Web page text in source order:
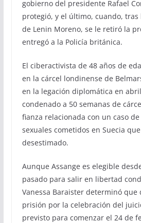
gobierno del presidente Rafael
protegió, y el último, cuando,
de Lenin Moreno, se le retiró la
entregó a la Policía británica.
El ciberactivista de 48 años de
en la cárcel londinense de
en la legación diplomática en
condenado a 50 semanas de
fianza relacionada con un caso
sexuales cometidos en Suecia
desestimado.
Aunque Assange es elegible
pasado para salir en libertad
Vanessa Baraister determinó que
prisión por la celebración del
previsto para comenzar el 24 de